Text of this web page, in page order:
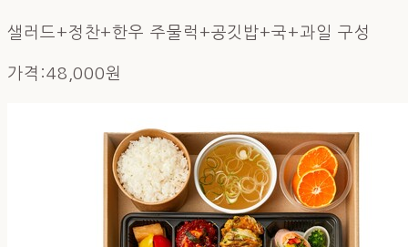
샐러드+정찬+한우 주물럭+공깃밥+국+과일 구성
가격:48,000원